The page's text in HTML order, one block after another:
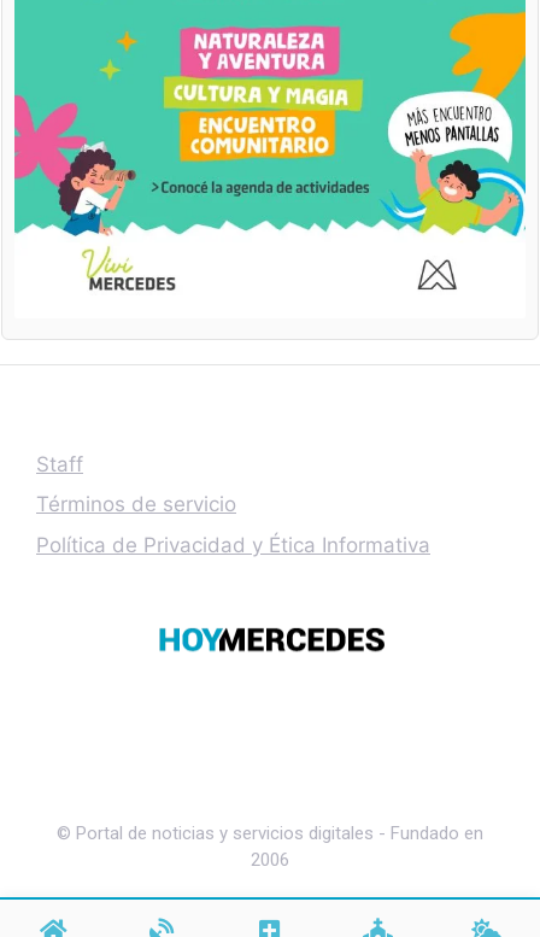
Staff
Términos de servicio
Política de Privacidad y Ética Informativa
© Portal de noticias y servicios digitales - Fundado en
2006